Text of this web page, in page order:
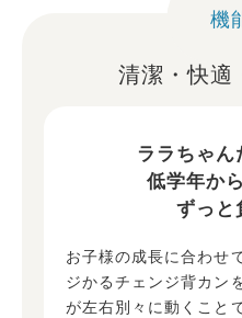
機
清潔・快適
ララちゃ
低学年か
ずっと
お子様の成長に合わせ
ジかるチェンジ背カン
が左右別々に動くこと